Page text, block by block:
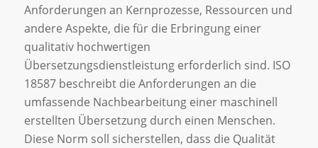
Anforderungen an Kernprozesse, Ressourcen und
andere Aspekte, die für die Erbringung einer
qualitativ hochwertigen
Übersetzungsdienstleistung erforderlich sind. ISO
18587 beschreibt die Anforderungen an die
umfassende Nachbearbeitung einer maschinell
erstellten Übersetzung durch einen Menschen.
Diese Norm soll sicherstellen, dass die Qualität